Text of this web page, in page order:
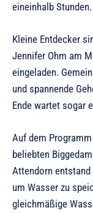
eineinhalb Stunden.
Kleine Entdecker
Jennifer Ohm am
eingeladen.
und spannende
Ende wartet sogar
Auf dem
beliebten
Attendorn entstand
um Wasser zu
gleichmäßige